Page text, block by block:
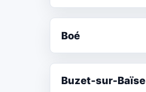
Boé
Buzet-sur-Baïse